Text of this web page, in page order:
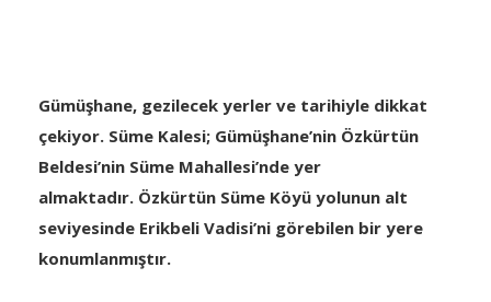
Gümüşhane, gezilecek yerler ve tarihiyle dikkat
çekiyor. Süme Kalesi; Gümüşhane’nin Özkürtün
Beldesi’nin Süme Mahallesi’nde yer
almaktadır. Özkürtün Süme Köyü yolunun alt
seviyesinde Erikbeli Vadisi’ni görebilen bir yere
konumlanmıştır.